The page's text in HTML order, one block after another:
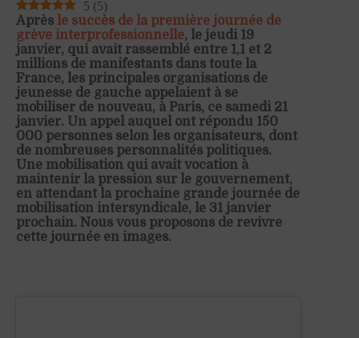
5 (5)
Après le succès de la première journée de
grève interprofessionnelle, le jeudi 19
janvier, qui avait rassemblé entre 1,1 et 2
millions de manifestants dans toute la
France, les principales organisations de
jeunesse de gauche appelaient à se
mobiliser de nouveau, à Paris, ce samedi 21
janvier. Un appel auquel ont répondu 150
000 personnes selon les organisateurs, dont
de nombreuses personnalités politiques.
Une mobilisation qui avait vocation à
maintenir la pression sur le gouvernement,
en attendant la prochaine grande journée de
mobilisation intersyndicale, le 31 janvier
prochain. Nous vous proposons de revivre
cette journée en images.